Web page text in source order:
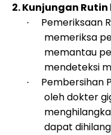
2. Kunjungan Rutin
·
Pemeriksaan
memeriksa
memantau
mendeteksi
·
Pembersihan
oleh dokter
dapat